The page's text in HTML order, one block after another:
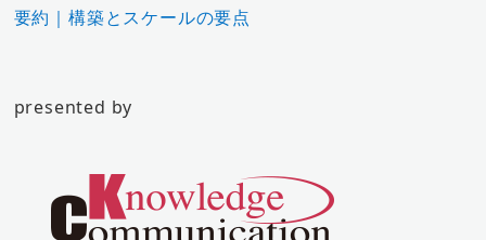
要約｜構築とスケールの要点
presented by